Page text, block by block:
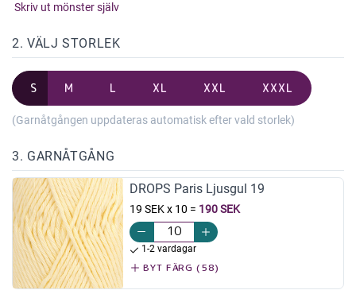
Skriv ut mönster själv
2. VÄLJ STORLEK
S M L XL XXL XXXL
(Garnåtgången uppdateras automatisk efter vald storlek)
3. GARNÅTGÅNG
DROPS Paris Ljusgul 19
19 SEK x 10 = 190 SEK
1-2 vardagar
BYT FÄRG (58)